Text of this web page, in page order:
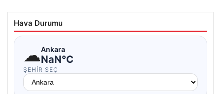
Hava Durumu
☁Ankara
NaN°C
ŞEHIR SEÇ